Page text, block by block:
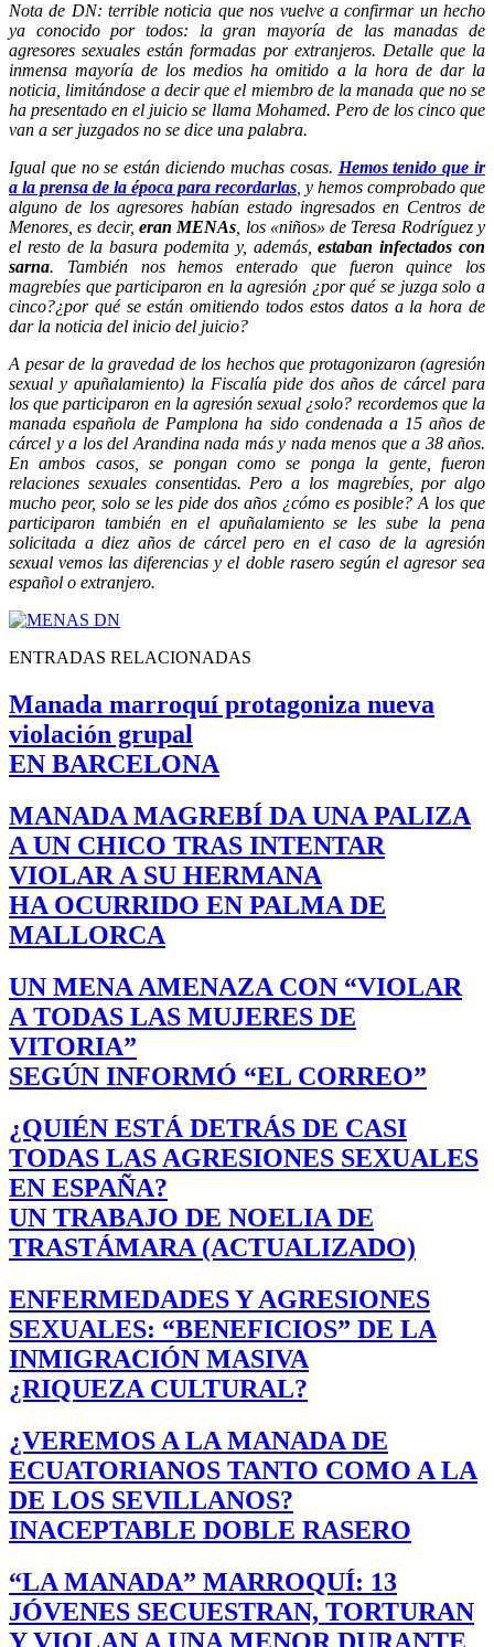
Nota de DN: terrible noticia que nos vuelve a confirmar un hecho
ya conocido por todos: la gran mayoría de las manadas de
agresores sexuales están formadas por extranjeros. Detalle que la
inmensa mayoría de los medios ha omitido a la hora de dar la
noticia, limitándose a decir que el miembro de la manada que no se
ha presentado en el juicio se llama Mohamed. Pero de los cinco que
van a ser juzgados no se dice una palabra.
Igual que no se están diciendo muchas cosas. Hemos tenido que ir
a la prensa de la época para recordarlas, y hemos comprobado que
alguno de los agresores habían estado ingresados en Centros de
Menores, es decir, eran MENAs, los «niños» de Teresa Rodríguez y
el resto de la basura podemita y, además,estaban infectados con
sarna. También nos hemos enterado que fueron quince los
magrebíes que participaron en la agresión ¿por qué se juzga solo a
cinco?¿por qué se están omitiendo todos estos datos a la hora de
dar la noticia del inicio del juicio?
A pesar de la gravedad de los hechos que protagonizaron (agresión
sexual y apuñalamiento) la Fiscalía pide dos años de cárcel para
los que participaron en la agresión sexual ¿solo? recordemos que la
manada española de Pamplona ha sido condenada a 15 años de
cárcel y a los del Arandina nada más y nada menos que a 38 años.
En ambos casos, se pongan como se ponga la gente, fueron
relaciones sexuales consentidas. Pero a los magrebíes, por algo
mucho peor, solo se les pide dos años ¿cómo es posible? A los que
participaron también en el apuñalamiento se les sube la pena
solicitada a diez años de cárcel pero en el caso de la agresión
sexual vemos las diferencias y el doble rasero según el agresor sea
español o extranjero.
ENTRADAS RELACIONADAS
Manada marroquí protagoniza nueva
violación grupal
EN BARCELONA
MANADA MAGREBÍ DA UNA PALIZA
A UN CHICO TRAS INTENTAR
VIOLAR A SU HERMANA
HA OCURRIDO EN PALMA DE
MALLORCA
UN MENA AMENAZA CON “VIOLAR
A TODAS LAS MUJERES DE
VITORIA”
SEGÚN INFORMÓ “EL CORREO”
¿QUIÉN ESTÁ DETRÁS DE CASI
TODAS LAS AGRESIONES SEXUALES
EN ESPAÑA?
UN TRABAJO DE NOELIA DE
TRASTÁMARA (ACTUALIZADO)
ENFERMEDADES Y AGRESIONES
SEXUALES: “BENEFICIOS” DE LA
INMIGRACIÓN MASIVA
¿RIQUEZA CULTURAL?
¿VEREMOS A LA MANADA DE
ECUATORIANOS TANTO COMO A LA
DE LOS SEVILLANOS?
INACEPTABLE DOBLE RASERO
“LA MANADA” MARROQUÍ: 13
JÓVENES SECUESTRAN, TORTURAN
Y VIOLAN A UNA MENOR DURANTE